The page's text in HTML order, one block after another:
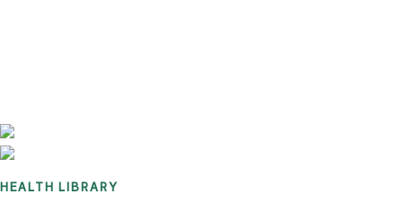
HEALTH LIBRARY